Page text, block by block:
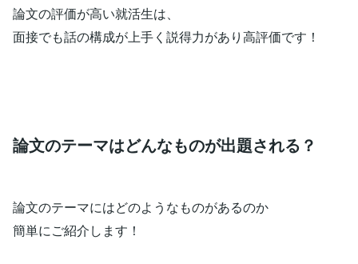
論文の評価が高い就活生は、
面接でも話の構成が上手く説得力があり高評価です！
論文のテーマはどんなものが出題される？
論文のテーマにはどのようなものがあるのか
簡単にご紹介します！